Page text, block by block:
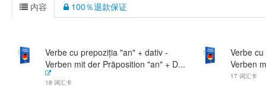
内容 100％退款保证
Verbe cu prepoziția "an" + dativ -
Verben mit der Präposition "an" + D...
18 词汇卡
Verbe
Verben
17 词汇卡